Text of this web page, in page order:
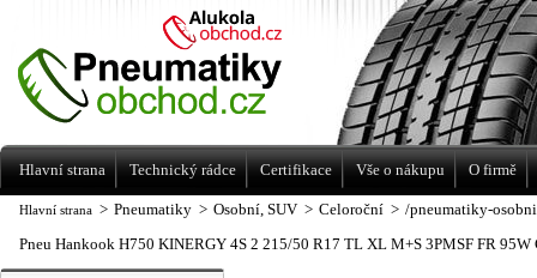
Hlavní strana > Pneumatiky > Osobní, SUV > Celoroční > /pneumatiky-
Pneu Hankook H750 KINERGY 4S 2 215/50 R17 TL XL M+S 3PMSF FR 95W
Levné pneumatiky letní, zimní, Alu kola
a litá kola Racing Line
Hlavní strana Technický rádce Certifikace Vše o nákupu O firmě